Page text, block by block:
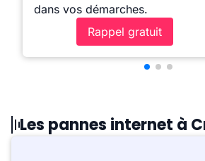
dans vos démarches.
Rappel gratuit
Les pannes internet à